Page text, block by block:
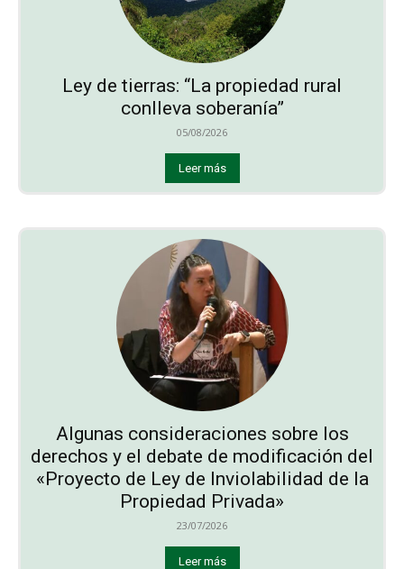
Ley de tierras: “La propiedad rural
conlleva soberanía”
05/08/2026
Leer más
Algunas consideraciones sobre los
derechos y el debate de modificación del
«Proyecto de Ley de Inviolabilidad de la
Propiedad Privada»
23/07/2026
Leer más